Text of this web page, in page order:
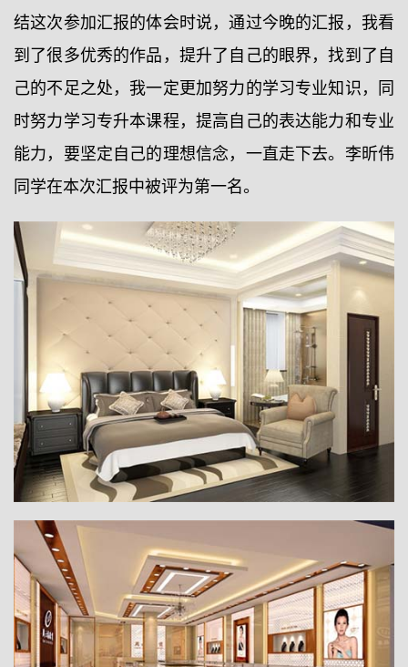
结这次参加汇报的体会时说，通过今晚的汇报，我看
到了很多优秀的作品，提升了自己的眼界，找到了自
己的不足之处，我一定更加努力的学习专业知识，同
时努力学习专升本课程，提高自己的表达能力和专业
能力，要坚定自己的理想信念，一直走下去。李昕伟
同学在本次汇报中被评为第一名。